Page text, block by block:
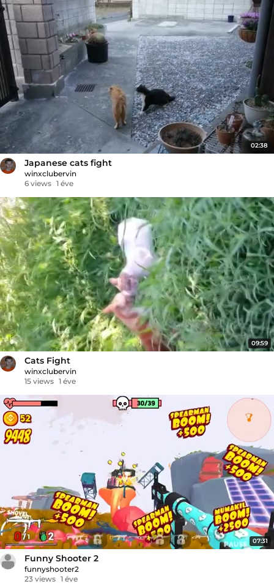
02:38
Japanese cats fight
winxclubervin
6 views 1 éve
09:59
Cats Fight
winxclubervin
15 views 1 éve
07:31
Funny Shooter 2
funnyshooter2
23 views 1 éve